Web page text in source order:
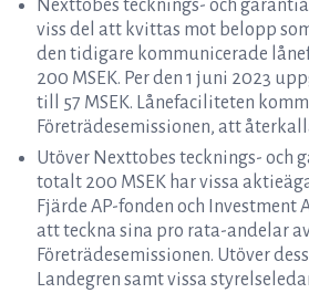
Nexttobes tecknings- och
viss del att kvittas mot belopp
den tidigare kommunicerade
200 MSEK. Per den 1 juni 2023
till 57 MSEK. Lånefaciliteten
Företrädesemissionen, att
Utöver Nexttobes tecknings- och
totalt 200 MSEK har vissa
Fjärde AP-fonden och Investment
att teckna sina pro rata-andelar
Företrädesemissionen. Utöver
Landegren samt vissa